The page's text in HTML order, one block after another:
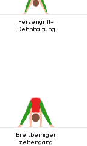
Fersengriff-
Dehnhaltung
Breitbeiniger
zehengang